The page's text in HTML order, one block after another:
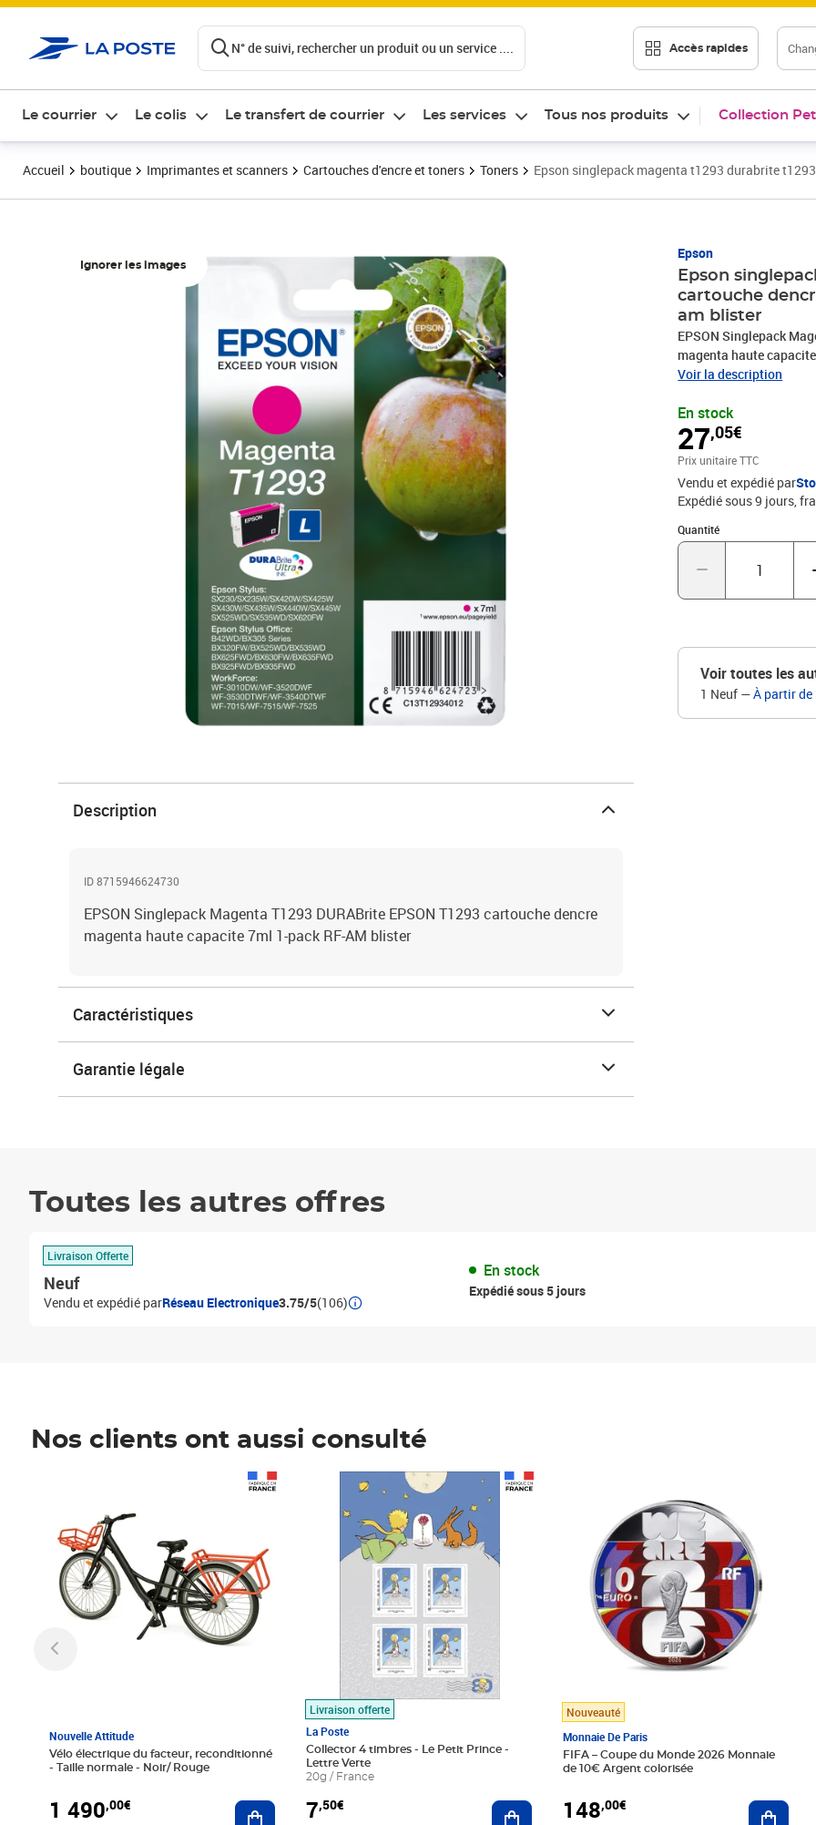
N° de suivi, rechercher un produit ou un service .... Accès rapides
Le courrier Le colis Le transfert de courrier Les services Tous nos produits Collection
Accueil boutique Imprimantes et scanners Cartouches d'encre et toners Toners Epson singlepack magenta t1293 durabrite
Ignorer les images
Epson
Epson
cartouche
am blister
EPSON Singlepack
magenta haute
Voir la description
En stock
27,05€
Prix 27,05€
Prix unitaire TTC
Vendu et expédié par
Expédié sous 9 jours,
Quantité
Quantité : 1
Voir toutes les
1 Neuf —À partir de
Description
ID 8715946624730
EPSON Singlepack Magenta T1293 DURABrite EPSON T1293 cartouche dencre
magenta haute capacite 7ml 1-pack RF-AM blister
Caractéristiques
Garantie légale
Toutes les autres offres
Livraison Offerte
Neuf
Vendu et expédié parRéseau Electronique3.75/5(106)
En stock
Expédié sous 5 jours
Nos clients ont aussi consulté
Nouvelle Attitude
Vélo électrique du facteur, reconditionné
- Taille normale - Noir/ Rouge
1 490,00€ Ajouter au panier
Livraison offerte
La Poste
Collector 4 timbres - Le Petit Prince -
Lettre Verte
20g / France
7,50€
Prix 7,50€
Ajouter au panier
Nouveauté
Monnaie De Paris
FIFA – Coupe du Monde 2026 Monnaie
de 10€ Argent colorisée
148,00€